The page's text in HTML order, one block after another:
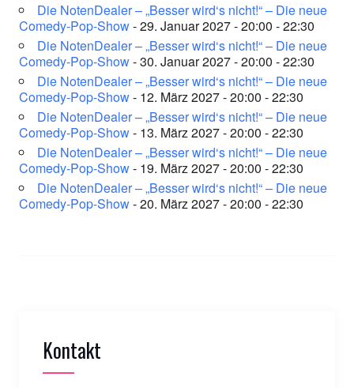
Die NotenDealer – „Besser wird‘s nicht!“ – Die neue
Comedy-Pop-Show- 29. Januar 2027 - 20:00 - 22:30
Die NotenDealer – „Besser wird‘s nicht!“ – Die neue
Comedy-Pop-Show- 30. Januar 2027 - 20:00 - 22:30
Die NotenDealer – „Besser wird‘s nicht!“ – Die neue
Comedy-Pop-Show- 12. März 2027 - 20:00 - 22:30
Die NotenDealer – „Besser wird‘s nicht!“ – Die neue
Comedy-Pop-Show- 13. März 2027 - 20:00 - 22:30
Die NotenDealer – „Besser wird‘s nicht!“ – Die neue
Comedy-Pop-Show- 19. März 2027 - 20:00 - 22:30
Die NotenDealer – „Besser wird‘s nicht!“ – Die neue
Comedy-Pop-Show- 20. März 2027 - 20:00 - 22:30
Kontakt